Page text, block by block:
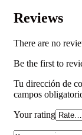
Reviews
There are no
Be the first to
Tu dirección de
campos
Your rating